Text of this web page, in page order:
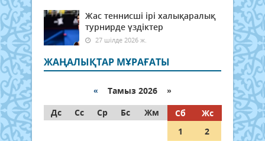
Жас теннисші ірі халықаралық
турнирде үздіктер
27 шілде 2026 ж.
ЖАҢАЛЫҚТАР МҰРАҒАТЫ
« Тамыз 2026 »
Дс
Сс Ср Бс Жм Сб
Жс
1
2